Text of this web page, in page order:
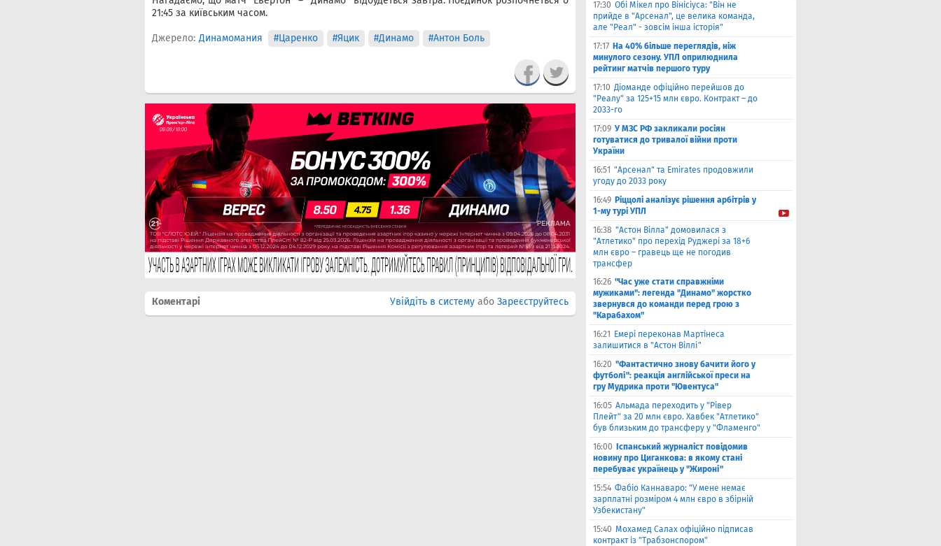
21:45 за київським часом.
Джерело: Динамомания #Царенко #Яцик #Динамо #Антон Боль
Коментарі Увійдіть в систему або Зареєструйтесь
17:30 Обі Мікел про Вінісіуса: "Він не
прийде в "Арсенал", це велика команда,
але "Реал" - зовсім інша історія"
17:17 На 40% більше переглядів, ніж
минулого сезону. УПЛ оприлюднила
рейтинг матчів першого туру
17:10 Діоманде офіційно перейшов до
"Реалу" за 125+15 млн євро. Контракт – до
2033-го
17:09 У МЗС РФ закликали росіян
готуватися до тривалої війни проти
України
16:51 "Арсенал" та Emirates продовжили
угоду до 2033 року
16:49 Ріццолі аналізує рішення арбітрів у
1-му турі УПЛ
16:38 "Астон Вілла" домовилася з
"Атлетико" про перехід Руджері за 18+6
млн євро – гравець ще не погодив
трансфер
16:26 "Час уже стати справжніми
мужиками": легенда "Динамо" жорстко
звернувся до команди перед грою з
"Карабахом"
16:21
Емері переконав Мартінеса
залишитися в "Астон Віллі"
16:20 "Фантастично знову бачити його у
футболі": реакція англійської преси на
гру Мудрика проти "Ювентуса"
16:05 Альмада переходить у "Рівер
Плейт" за 20 млн євро. Хавбек "Атлетико"
був близьким до трансферу у "Фламенго"
16:00
Іспанський журналіст повідомив
новину про Циганкова: в якому стані
перебуває українець у "Жироні"
15:54 Фабіо Каннаваро: "У мене немає
зарплатні розміром 4 млн євро в збірній
Узбекистану"
15:40 Мохамед Салах офіційно підписав
контракт із "Трабзонспором"